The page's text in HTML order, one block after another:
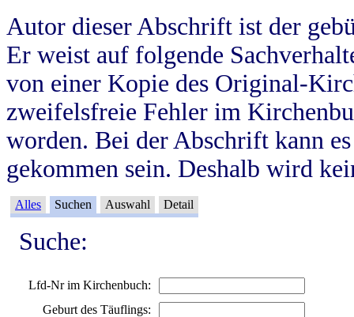
Autor dieser Abschrift ist der
Er weist auf folgende
von einer Kopie des Original-
zweifelsfreie Fehler im
worden. Bei der Abschrift kann
gekommen sein. Deshalb wird
Alles Suchen Auswahl Detail
Suche:
Lfd-Nr im Kirchenbuch:
Geburt des Täuflings: